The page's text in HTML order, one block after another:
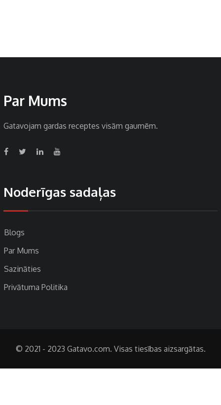
Par Mums
Gatavojam gardas receptes visām gaumēm.
Noderīgas sadaļas
Blogs
Par Mums
Sazināties
Privātuma Politika
© 2021 - 2023 Gatavo.com. Visas tiesības aizsargātas.